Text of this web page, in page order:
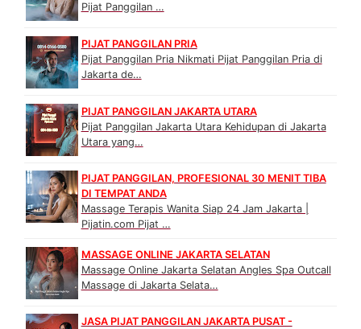
Pijat Panggilan …
PIJAT PANGGILAN PRIA
Pijat Panggilan Pria Nikmati Pijat Panggilan Pria di
Jakarta de…
PIJAT PANGGILAN JAKARTA UTARA
Pijat Panggilan Jakarta Utara Kehidupan di Jakarta
Utara yang…
PIJAT PANGGILAN, PROFESIONAL 30 MENIT TIBA
DI TEMPAT ANDA
Massage Terapis Wanita Siap 24 Jam Jakarta |
Pijatin.com Pijat …
MASSAGE ONLINE JAKARTA SELATAN
Massage Online Jakarta Selatan Angles Spa Outcall
Massage di Jakarta Selata…
JASA PIJAT PANGGILAN JAKARTA PUSAT -